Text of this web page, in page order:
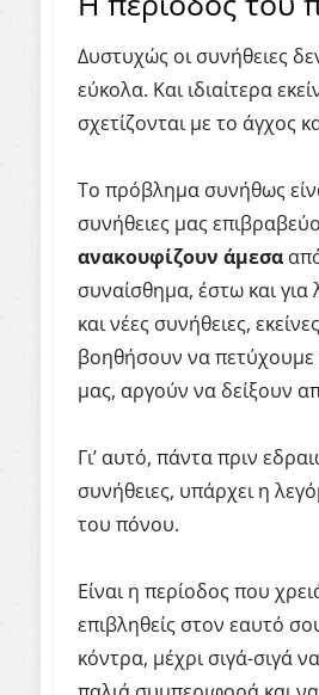
Δυστυχώς οι συνήθειες
εύκολα. Και ιδιαίτερα
σχετίζονται με το άγχος
Το πρόβλημα συνήθως
συνήθειες μας
ανακουφίζουν άμεσα
συναίσθημα, έστω και για
και νέες συνήθειες,
βοηθήσουν να πετύχουμε
μας, αργούν να δείξουν
Γι’ αυτό, πάντα πριν
συνήθειες, υπάρχει η
του πόνου.
Είναι η περίοδος που
επιβληθείς στον εαυτό
κόντρα, μέχρι σιγά-σιγά